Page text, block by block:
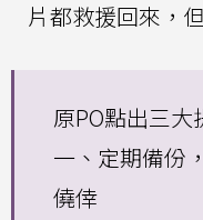
片都救援回來，
原PO點出三大
一、定期備份
僥倖